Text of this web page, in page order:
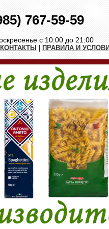
767-59-59
с 10:00 до 21:00
КОНТАКТЫ ПРАВИЛА И